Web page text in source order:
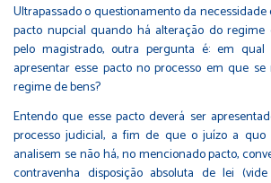
Ultrapassado o questionamento da
pacto nupcial quando há alteração do regime
pelo magistrado, outra pergunta é: em qual
apresentar esse pacto no processo em que
regime de bens?
Entendo que esse pacto deverá ser
processo judicial, a fim de que o juízo a quo
analisem se não há, no mencionado pacto,
contravenha disposição absoluta de lei